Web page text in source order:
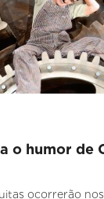
o humor de
ocorrerão